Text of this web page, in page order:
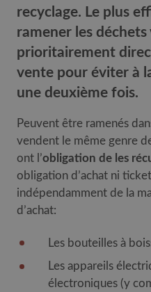
recyclage. Le plus
ramener les
prioritairement
vente pour éviter à
une deuxième fois.
Peuvent être ramenés
vendent le même genre
ont l’obligation de les
obligation d’achat ni
indépendamment de la
d’achat:
Les bouteilles à
Les appareils
électroniques (y